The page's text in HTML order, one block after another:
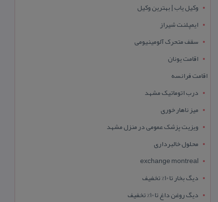
وکیل یاب | بهترین وکیل
ایمپلنت شیراز
سقف متحرک آلومینیومی
اقامت یونان
اقامت فرانسه
درب اتوماتیک مشهد
میز ناهار خوری
ویزیت پزشک عمومی در منزل مشهد
محلول خالبرداری
exchange montreal
دیگ بخار تا 10% تخفیف
دیگ روغن داغ تا 10% تخفیف